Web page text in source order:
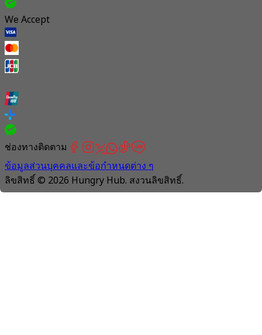
We Accept
ช่องทางติดตาม
ข้อมูลส่วนบุคคลและข้อกำหนดต่าง ๆ
ลิขสิทธิ์ © 2026 Hungry Hub. สงวนลิขสิทธิ์.
Connection